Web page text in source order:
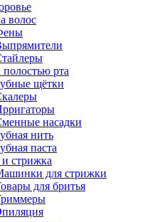
волос
полостью рта
щётки
насадки
нить
паста
и стрижка
для стрижки
для бритья